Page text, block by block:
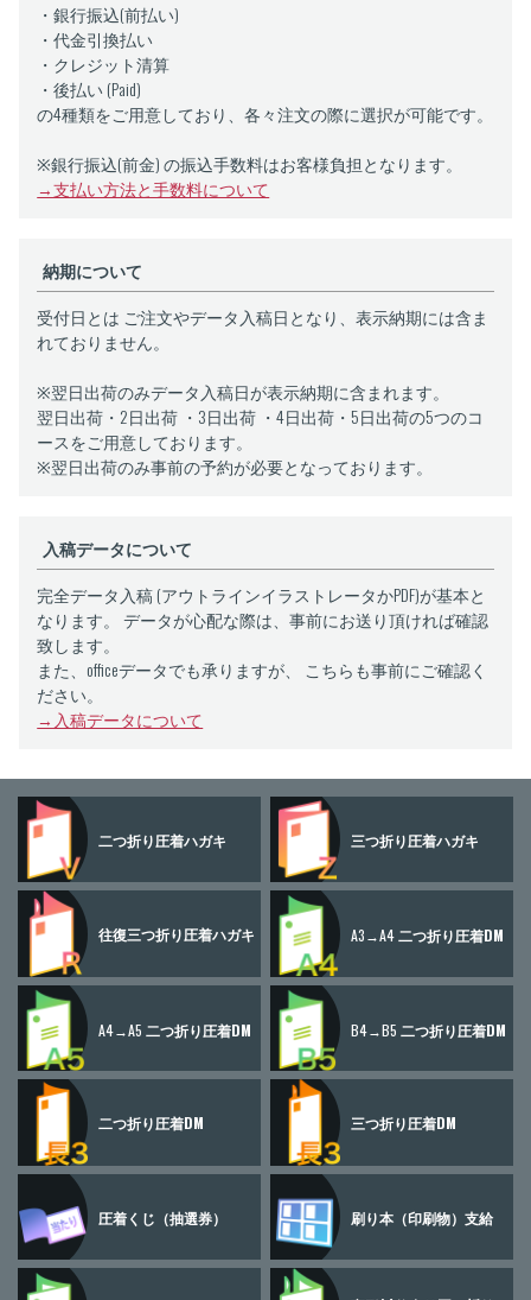
・銀行振込(前払い)
・代金引換払い
・クレジット清算
・後払い (Paid)
の4種類をご用意しており、各々注文の際に選択が可能です。
※銀行振込(前金) の振込手数料はお客様負担となります。
→支払い方法と手数料について
納期について
受付日とは ご注文やデータ入稿日となり、表示納期には含ま
れておりません。
※翌日出荷のみデータ入稿日が表示納期に含まれます。
翌日出荷・2日出荷 ・3日出荷 ・4日出荷・5日出荷の5つのコ
ースをご用意しております。
※翌日出荷のみ事前の予約が必要となっております。
入稿データについて
完全データ入稿 (アウトラインイラストレータかPDF)が基本と
なります。 データが心配な際は、事前にお送り頂ければ確認
致します。
また、officeデータでも承りますが、 こちらも事前にご確認く
ださい。
→入稿データについて
二つ折り圧着ハガキ 三つ折り圧着ハガキ
往復三つ折り圧着ハガキ A3→A4二つ折り圧着DM
A4→A5 二つ折り圧着DM B4→B5 二つ折り圧着DM
二つ折り圧着DM 三つ折り圧着DM
圧着くじ （抽選券） 刷り本（印刷物） 支給